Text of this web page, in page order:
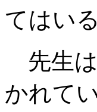
てはい
先生は
かれて